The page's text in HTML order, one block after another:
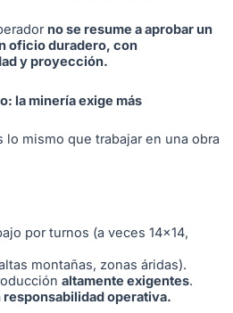
no se resume a aprobar un
oficio duradero, con
y proyección.
la minería exige más
lo mismo que trabajar en una obra
por turnos (a veces 14×14,
montañas, zonas áridas).
altamente exigentes.
responsabilidad operativa.